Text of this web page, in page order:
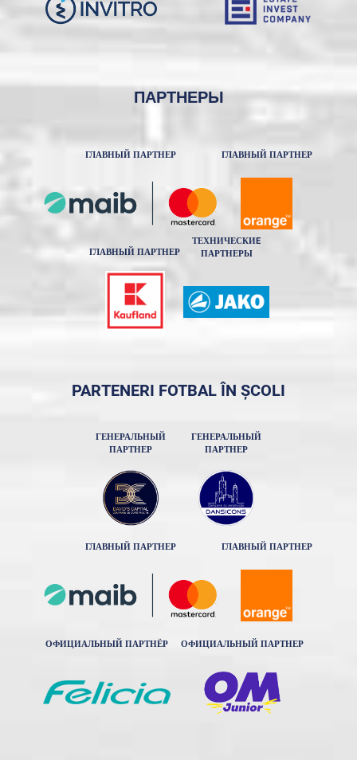
ПАРТНЕРЫ
ГЛАВНЫЙ ПАРТНЕР ГЛАВНЫЙ ПАРТНЕР
ГЛАВНЫЙ ПАРТНЕР
ТЕХНИЧЕСКИE
ПАРТНЕРЫ
PARTENERI FOTBAL ÎN ȘCOLI
ГЕНЕРАЛЬНЫЙ
ПАРТНЕР
ГЕНЕРАЛЬНЫЙ
ПАРТНЕР
ГЛАВНЫЙ ПАРТНЕР ГЛАВНЫЙ ПАРТНЕР
ОФИЦИАЛЬНЫЙ ПАРТНЁР ОФИЦИАЛЬНЫЙ ПАРТНЕР